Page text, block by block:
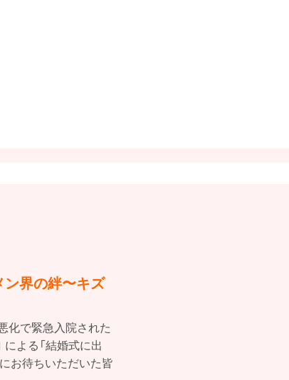
ン界の絆〜キズ
化で緊急入院された
よる「結婚式に出
お待ちいただいた皆